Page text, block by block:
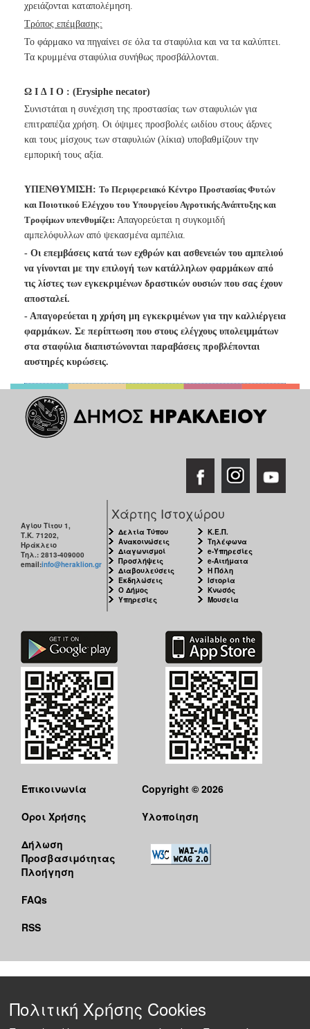
χρειάζονται καταπολέμηση.
Τρόπος επέμβασης:
Το φάρμακο να πηγαίνει σε όλα τα σταφύλια και να τα καλύπτει.
Τα κρυμμένα σταφύλια συνήθως προσβάλλονται.
Ω Ι ∆ Ι Ο : (Erysiphe necator)
Συνιστάται η συνέχιση της προστασίας των σταφυλιών για
επιτραπέζια χρήση. Οι όψιμες προσβολές ωιδίου στους άξονες
και τους μίσχους των σταφυλιών (λίκια) υποβαθμίζουν την
εμπορική τους αξία.
ΥΠΕΝΘΥΜΙΣΗ: Το Περιφερειακό Κέντρο Προστασίας Φυτών
και Ποιοτικού Ελέγχου του Υπουργείου Αγροτικής Ανάπτυξης και
Τροφίμων υπενθυμίζει: Απαγορεύεται η συγκομιδή
αμπελόφυλλων από ψεκασμένα αμπέλια.
- Οι επεμβάσεις κατά των εχθρών και ασθενειών του αμπελιού
να γίνονται με την επιλογή των κατάλληλων φαρμάκων από
τις λίστες των εγκεκριμένων δραστικών ουσιών που σας έχουν
αποσταλεί.
- Απαγορεύεται η χρήση μη εγκεκριμένων για την καλλιέργεια
φαρμάκων. Σε περίπτωση που στους ελέγχους υπολειμμάτων
στα σταφύλια διαπιστώνονται παραβάσεις προβλέπονται
αυστηρές κυρώσεις.
Αγίου Τίτου 1,
Τ.Κ. 71202,
Ηράκλειο
Τηλ.: 2813-409000
email:info@heraklion.gr
Χάρτης Ιστοχώρου
Δελτία Τύπου
Ανακοινώσεις
Διαγωνισμοί
Προσλήψεις
Διαβουλεύσεις
Εκδηλώσεις
Ο Δήμος
Υπηρεσίες
Κ.Ε.Π.
Τηλέφωνα
e-Υπηρεσίες
e-Αιτήματα
Η Πόλη
Ιστορία
Κνωσός
Μουσεία
Επικοινωνία
Όροι Χρήσης
Δήλωση
Προσβασιμότητας
Πλοήγηση
FAQs
RSS
Copyright © 2026
Υλοποίηση
Πολιτική Χρήσης Cookies